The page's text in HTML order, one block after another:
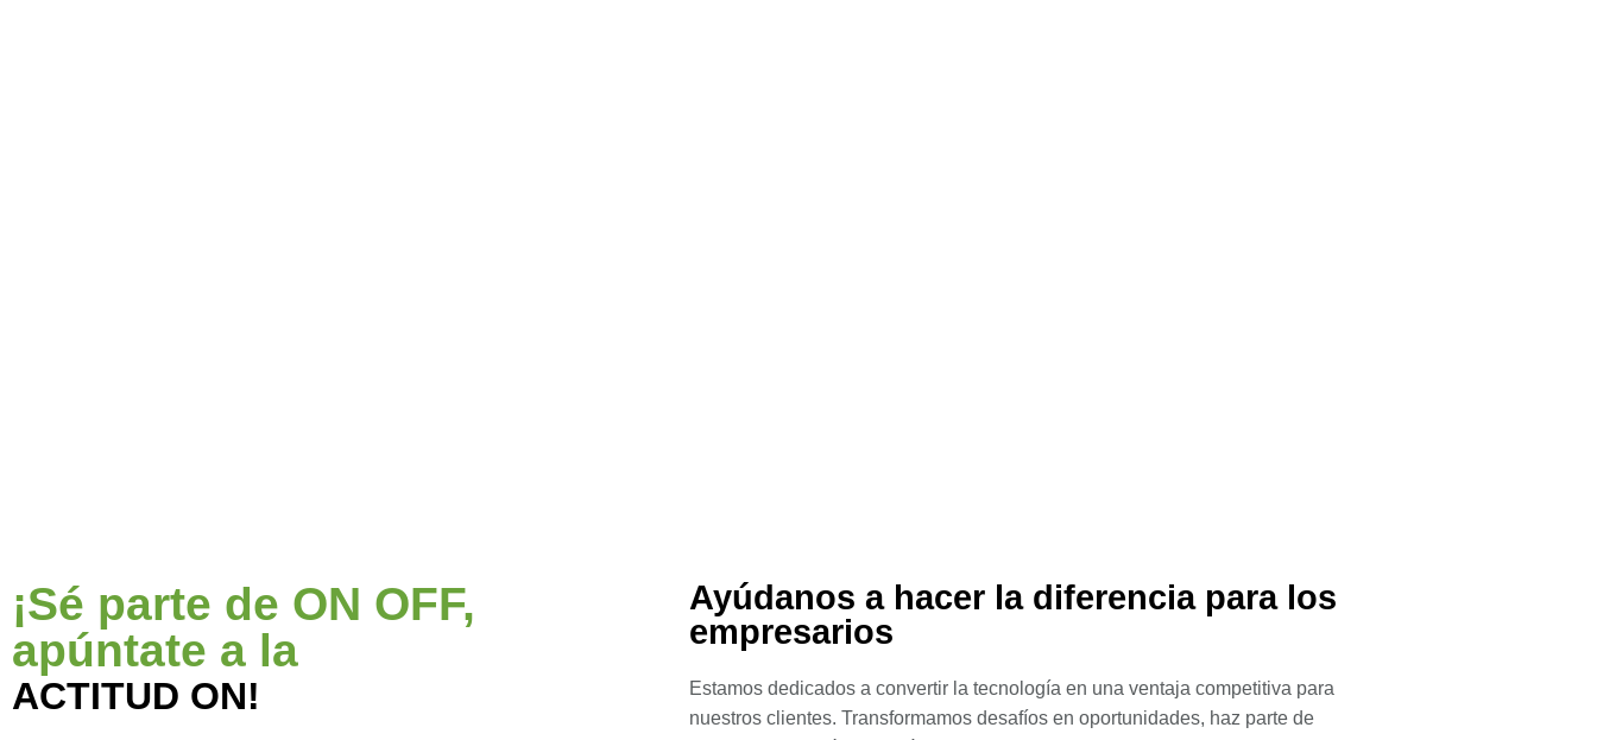
¡Sé parte de ON OFF,
apúntate a la
ACTITUD ON!
Ayúdanos a hacer la diferencia para los
empresarios
Estamos dedicados a convertir la tecnología en una ventaja competitiva para
nuestros clientes. Transformamos desafíos en oportunidades, haz parte de